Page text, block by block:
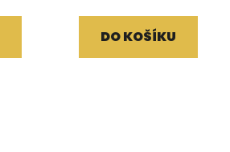
DO KOŠÍKU